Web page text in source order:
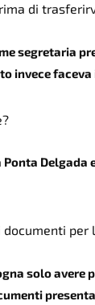
di
segretaria
invece
per
solo avere